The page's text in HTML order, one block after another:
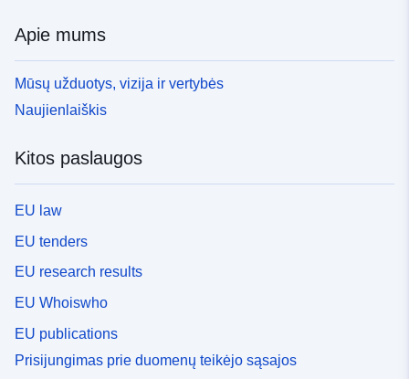
Apie mums
Mūsų užduotys, vizija ir vertybės
Naujienlaiškis
Kitos paslaugos
EU law
EU tenders
EU research results
EU Whoiswho
EU publications
Prisijungimas prie duomenų teikėjo sąsajos